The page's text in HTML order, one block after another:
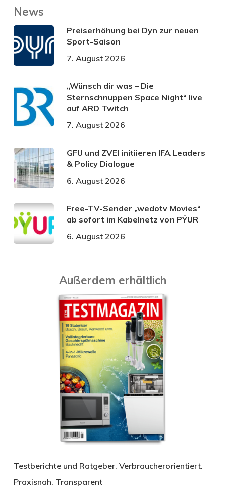
News
Preiserhöhung bei Dyn zur neuen
Sport-Saison
7. August 2026
„Wünsch dir was – Die
Sternschnuppen Space Night“ live
auf ARD Twitch
7. August 2026
GFU und ZVEI initiieren IFA Leaders
& Policy Dialogue
6. August 2026
Free-TV-Sender „wedotv Movies“
ab sofort im Kabelnetz von PŸUR
6. August 2026
Außerdem erhältlich
Testberichte und Ratgeber. Verbraucherorientiert.
Praxisnah. Transparent